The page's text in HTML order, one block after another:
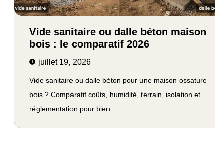
Vide sanitaire ou dalle béton maison
bois : le comparatif 2026
juillet 19, 2026
Vide sanitaire ou dalle béton pour une maison ossature
bois ? Comparatif coûts, humidité, terrain, isolation et
réglementation pour bien...